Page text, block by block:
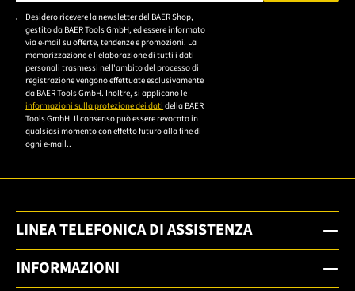
Bitte geben Sie eine gültige E-Mail-Adresse ein.
Desidero ricevere la newsletter del BAER Shop,
gestito da BAER Tools GmbH, ed essere informato
via e-mail su offerte, tendenze e promozioni. La
memorizzazione e l'elaborazione di tutti i dati
personali trasmessi nell'ambito del processo di
registrazione vengono effettuate esclusivamente
da BAER Tools GmbH. Inoltre, si applicano le
informazioni sulla protezione dei dati della BAER
Tools GmbH. Il consenso può essere revocato in
qualsiasi momento con effetto futuro alla fine di
ogni e-mail..
LINEA TELEFONICA DI ASSISTENZA
INFORMAZIONI